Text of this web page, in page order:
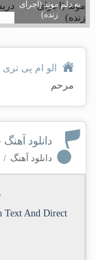
به دلم موند (اجرای
زنده)
الو ام پی تری
مرحم
دانلود
دانلود آهنگ /
Text And Direct